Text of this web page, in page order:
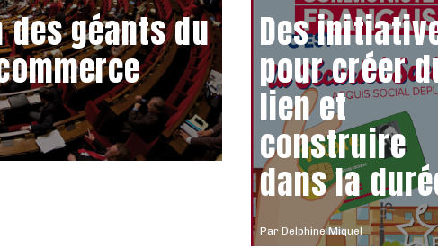
géants du
Par Delphine Miquel
Des
pour créer
lien et
construire
dans la